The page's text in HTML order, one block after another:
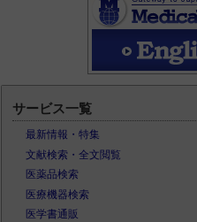
サービス一覧
最新情報・特集
文献検索・全文閲覧
医薬品検索
医療機器検索
医学書通販